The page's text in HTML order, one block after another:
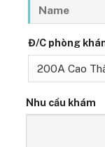
Đ/C phòng
Nhu cầu khám